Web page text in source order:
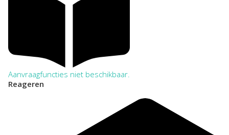
Aanvraagfuncties niet beschikbaar.
Reageren